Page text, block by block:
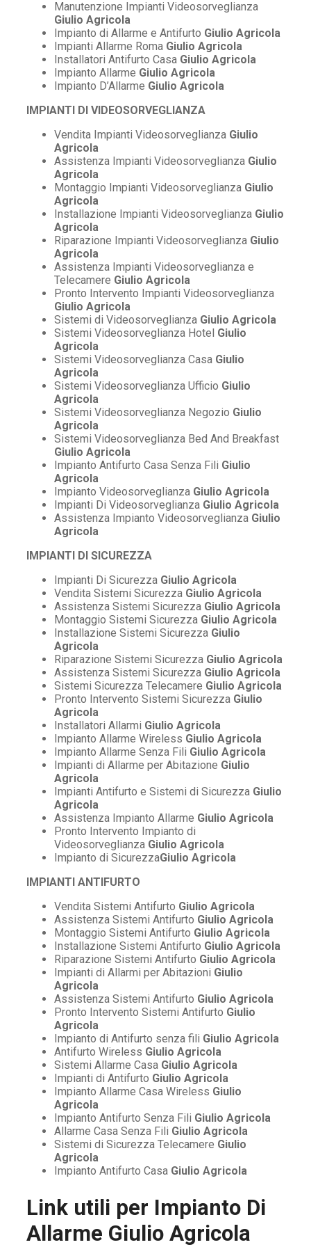
Manutenzione Impianti Videosorveglianza
Giulio Agricola
Impianto di Allarme e Antifurto Giulio Agricola
Impianti Allarme Roma Giulio Agricola
Installatori Antifurto Casa Giulio Agricola
Impianto Allarme Giulio Agricola
Impianto D’Allarme Giulio Agricola
IMPIANTI DI VIDEOSORVEGLIANZA
Vendita Impianti Videosorveglianza Giulio
Agricola
Assistenza Impianti Videosorveglianza Giulio
Agricola
Montaggio Impianti Videosorveglianza Giulio
Agricola
Installazione Impianti Videosorveglianza Giulio
Agricola
Riparazione Impianti Videosorveglianza Giulio
Agricola
Assistenza Impianti Videosorveglianza e
Telecamere Giulio Agricola
Pronto Intervento Impianti Videosorveglianza
Giulio Agricola
Sistemi di Videosorveglianza Giulio Agricola
Sistemi Videosorveglianza Hotel Giulio
Agricola
Sistemi Videosorveglianza Casa Giulio
Agricola
Sistemi Videosorveglianza Ufficio Giulio
Agricola
Sistemi Videosorveglianza Negozio Giulio
Agricola
Sistemi Videosorveglianza Bed And Breakfast
Giulio Agricola
Impianto Antifurto Casa Senza Fili Giulio
Agricola
Impianto Videosorveglianza Giulio Agricola
Impianti Di Videosorveglianza Giulio Agricola
Assistenza Impianto Videosorveglianza Giulio
Agricola
IMPIANTI DI SICUREZZA
Impianti Di Sicurezza Giulio Agricola
Vendita Sistemi Sicurezza Giulio Agricola
Assistenza Sistemi Sicurezza Giulio Agricola
Montaggio Sistemi Sicurezza Giulio Agricola
Installazione Sistemi Sicurezza Giulio
Agricola
Riparazione Sistemi Sicurezza Giulio Agricola
Assistenza Sistemi Sicurezza Giulio Agricola
Sistemi Sicurezza Telecamere Giulio Agricola
Pronto Intervento Sistemi Sicurezza Giulio
Agricola
Installatori Allarmi Giulio Agricola
Impianto Allarme Wireless Giulio Agricola
Impianto Allarme Senza Fili Giulio Agricola
Impianti di Allarme per Abitazione Giulio
Agricola
Impianti Antifurto e Sistemi di Sicurezza Giulio
Agricola
Assistenza Impianto Allarme Giulio Agricola
Pronto Intervento Impianto di
Videosorveglianza Giulio Agricola
Impianto di SicurezzaGiulio Agricola
IMPIANTI ANTIFURTO
Vendita Sistemi Antifurto Giulio Agricola
Assistenza Sistemi Antifurto Giulio Agricola
Montaggio Sistemi Antifurto Giulio Agricola
Installazione Sistemi Antifurto Giulio Agricola
Riparazione Sistemi Antifurto Giulio Agricola
Impianti di Allarmi per Abitazioni Giulio
Agricola
Assistenza Sistemi Antifurto Giulio Agricola
Pronto Intervento Sistemi Antifurto Giulio
Agricola
Impianto di Antifurto senza fili Giulio Agricola
Antifurto Wireless Giulio Agricola
Sistemi Allarme Casa Giulio Agricola
Impianti di Antifurto Giulio Agricola
Impianto Allarme Casa Wireless Giulio
Agricola
Impianto Antifurto Senza Fili Giulio Agricola
Allarme Casa Senza Fili Giulio Agricola
Sistemi di Sicurezza Telecamere Giulio
Agricola
Impianto Antifurto Casa Giulio Agricola
Link utili per Impianto Di
Allarme Giulio Agricola